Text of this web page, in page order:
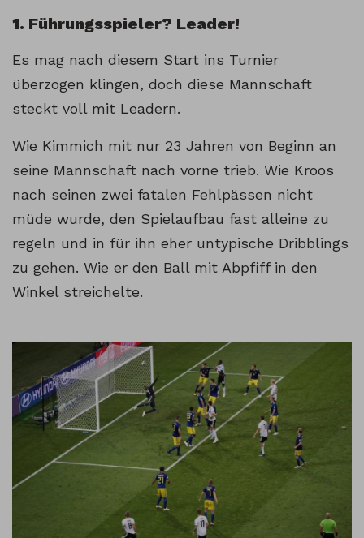
1. Führungsspieler? Leader!
Es mag nach diesem Start ins Turnier
überzogen klingen, doch diese Mannschaft
steckt voll mit Leadern.
Wie Kimmich mit nur 23 Jahren von Beginn an
seine Mannschaft nach vorne trieb. Wie Kroos
nach seinen zwei fatalen Fehlpässen nicht
müde wurde, den Spielaufbau fast alleine zu
regeln und in für ihn eher untypische Dribblings
zu gehen. Wie er den Ball mit Abpfiff in den
Winkel streichelte.